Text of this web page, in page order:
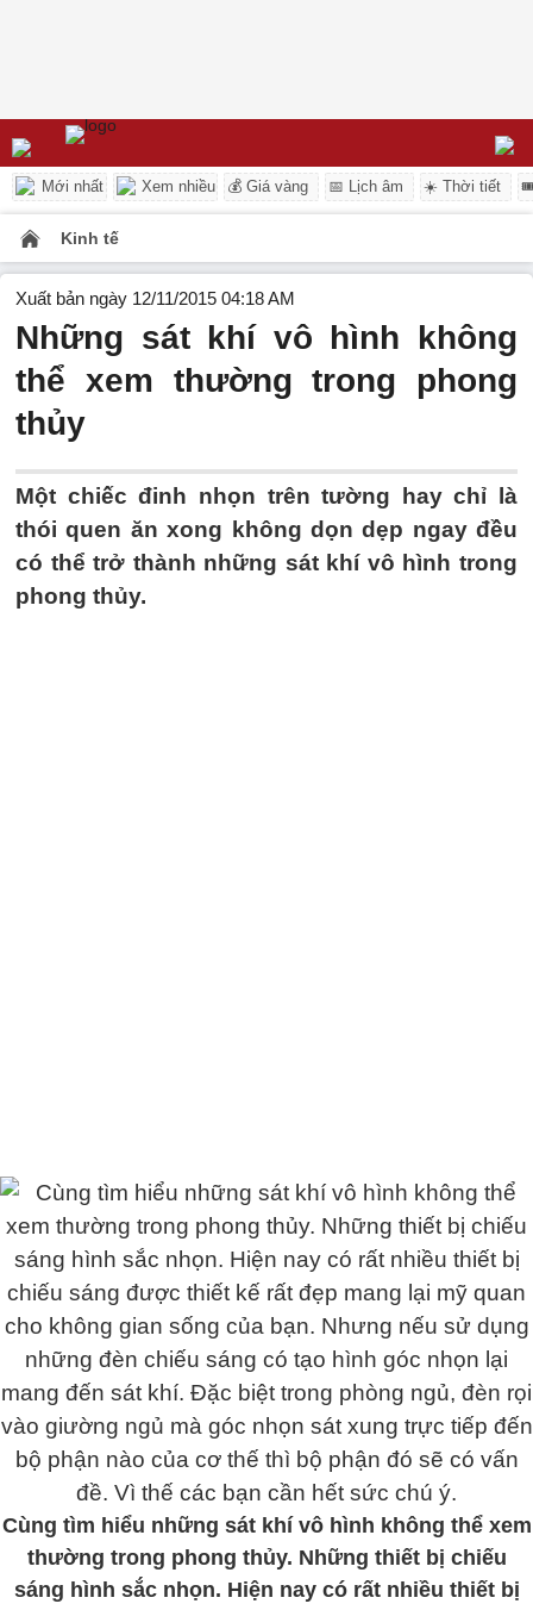
Mới nhất Xem nhiều 💰 Giá vàng 📅 Lịch âm ☀️ Thời tiết
Kinh tế
Xuất bản ngày 12/11/2015 04:18 AM
Những sát khí vô hình không
thể xem thường trong phong
thủy
Một chiếc đinh nhọn trên tường hay chỉ là
thói quen ăn xong không dọn dẹp ngay đều
có thể trở thành những sát khí vô hình trong
phong thủy.
Cùng tìm hiểu những sát khí vô hình không thể xem
thường trong phong thủy. Những thiết bị chiếu
sáng hình sắc nhọn. Hiện nay có rất nhiều thiết bị